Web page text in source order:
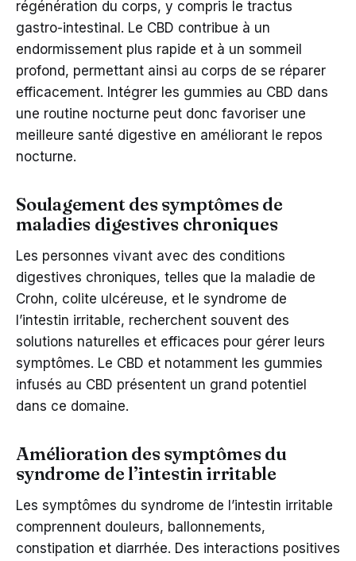
régénération du corps, y compris le tractus
gastro-intestinal. Le CBD contribue à un
endormissement plus rapide et à un sommeil
profond, permettant ainsi au corps de se réparer
efficacement. Intégrer les gummies au CBD dans
une routine nocturne peut donc favoriser une
meilleure santé digestive en améliorant le repos
nocturne.
Soulagement des symptômes de
maladies digestives chroniques
Les personnes vivant avec des conditions
digestives chroniques, telles que la maladie de
Crohn, colite ulcéreuse, et le syndrome de
l’intestin irritable, recherchent souvent des
solutions naturelles et efficaces pour gérer leurs
symptômes. Le CBD et notamment les gummies
infusés au CBD présentent un grand potentiel
dans ce domaine.
Amélioration des symptômes du
syndrome de l’intestin irritable
Les symptômes du syndrome de l’intestin irritable
comprennent douleurs, ballonnements,
constipation et diarrhée. Des interactions positives